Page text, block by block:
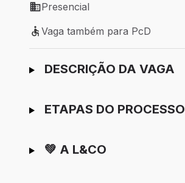
Modelo de trabalho: Presencial
Presencial
Vaga também para PcD
Vaga também para PcD
Ir para candidatura
DESCRIÇÃO DA VAGA
ETAPAS DO PROCESSO
💚 A L&CO